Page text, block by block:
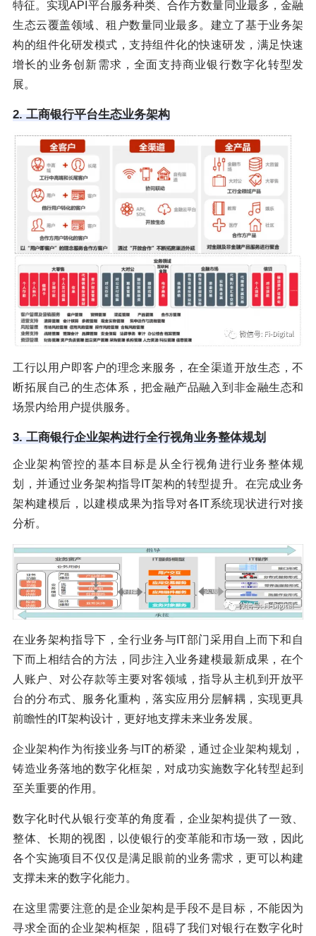
特征。实现API平台服务种类、合作方数量同业最多，金融
生态云覆盖领域、租户数量同业最多。建立了基于业务架
构的组件化研发模式，支持组件化的快速研发，满足快速
增长的业务创新需求，全面支持商业银行数字化转型发
展。
2. 工商银行平台生态业务架构
工行以用户即客户的理念来服务，在全渠道开放生态，不
断拓展自己的生态体系，把金融产品融入到非金融生态和
场景内给用户提供服务。
3. 工商银行企业架构进行全行视角业务整体规划
企业架构管控的基本目标是从全行视角进行业务整体规
划，并通过业务架构指导IT架构的转型提升。在完成业务
架构建模后，以建模成果为指导对各IT系统现状进行对接
分析。
在业务架构指导下，全行业务与IT部门采用自上而下和自
下而上相结合的方法，同步注入业务建模最新成果，在个
人账户、对公存款等主要对客领域，指导从主机到开放平
台的分布式、服务化重构，落实应用分层解耦，实现更具
前瞻性的IT架构设计，更好地支撑未来业务发展。
企业架构作为衔接业务与IT的桥梁，通过企业架构规划，
铸造业务落地的数字化框架，对成功实施数字化转型起到
至关重要的作用。
数字化时代从银行变革的角度看，企业架构提供了一致、
整体、长期的视图，以使银行的变革能和市场一致，因此
各个实施项目不仅仅是满足眼前的业务需求，更可以构建
支撑未来的数字化能力。
在这里需要注意的是企业架构是手段不是目标，不能因为
寻求全面的企业架构框架，阻碍了我们对银行在数字化时